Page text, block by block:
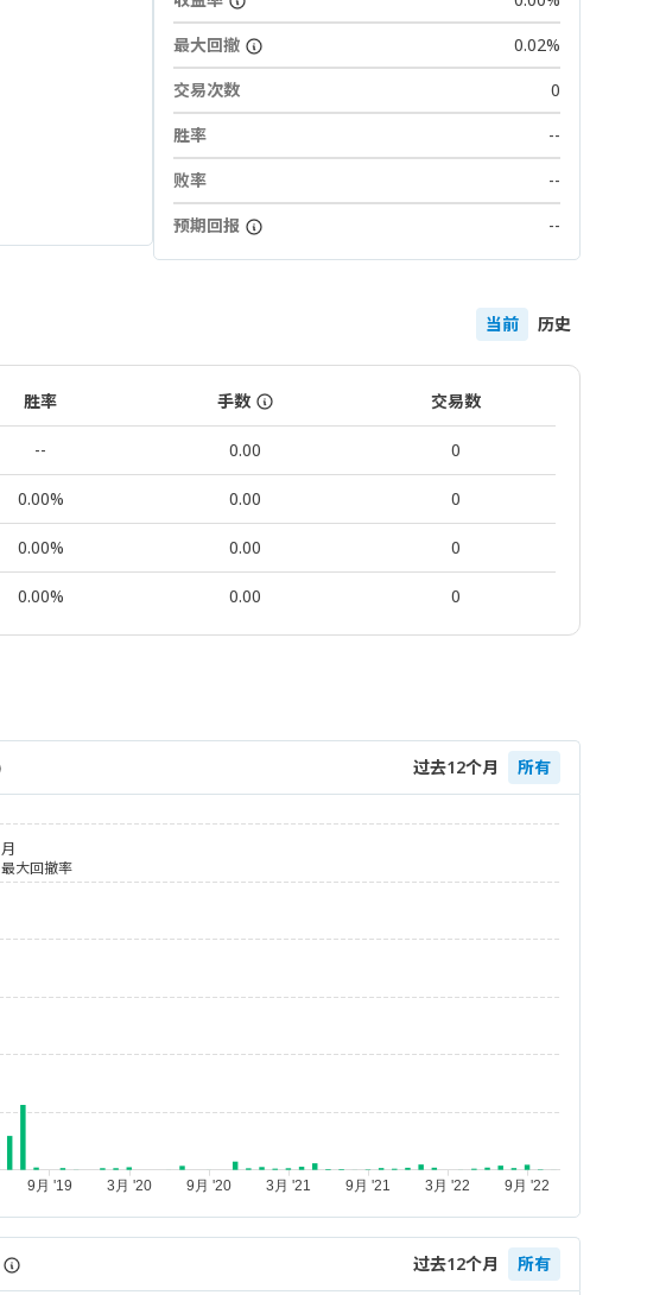
最大回撤
0.02%
交易次数
0
胜率
--
败率
--
预期回报
--
当前 历史
胜率 手数 交易数
-- 0.00 0
0.00% 0.00 0
0.00% 0.00 0
0.00% 0.00 0
过去12个月 所有
月
最大回撤率
过去12个月 所有